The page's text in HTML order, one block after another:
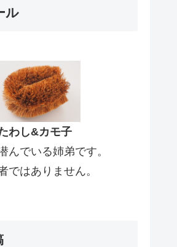
ル
わし&カモ子
んでいる姉弟です。
ではありません。